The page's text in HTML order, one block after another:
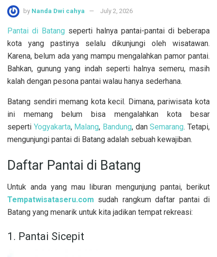
by Nanda Dwi cahya July 2, 2026
Pantai di Batang seperti halnya pantai-pantai di beberapa
kota yang pastinya selalu dikunjungi oleh wisatawan.
Karena, belum ada yang mampu mengalahkan pamor pantai.
Bahkan, gunung yang indah seperti halnya semeru, masih
kalah dengan pesona pantai walau hanya sederhana.
Batang sendiri memang kota kecil. Dimana, pariwisata kota
ini memang belum bisa mengalahkan kota besar
seperti Yogyakarta, Malang, Bandung, danSemarang. Tetapi,
mengunjungi pantai di Batang adalah sebuah kewajiban.
Daftar Pantai di Batang
Untuk anda yang mau liburan mengunjung pantai, berikut
Tempatwisataseru.com sudah rangkum daftar pantai di
Batang yang menarik untuk kita jadikan tempat rekreasi:
1. Pantai Sicepit